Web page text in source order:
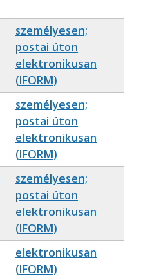
személyesen;
postai úton
elektronikusan
(IFORM)
személyesen;
postai úton
elektronikusan
(IFORM)
személyesen;
postai úton
elektronikusan
(IFORM)
elektronikusan
(IFORM)